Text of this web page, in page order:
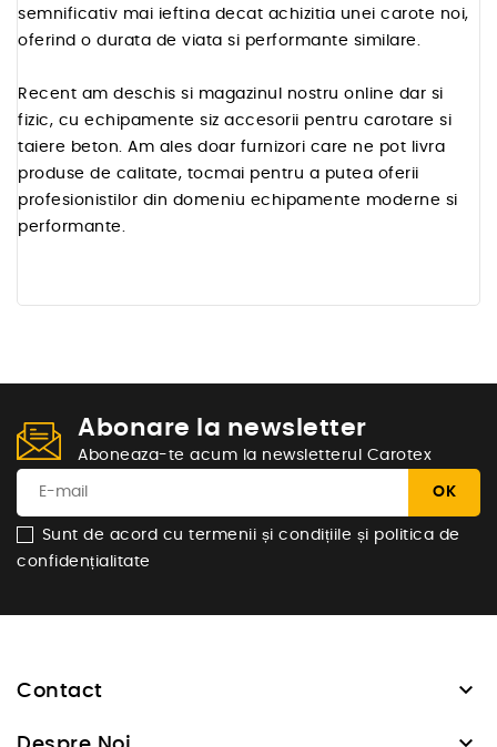
semnificativ mai ieftina decat achizitia unei carote noi,
oferind o durata de viata si performante similare.
Recent am deschis si magazinul nostru online dar si
fizic, cu echipamente siz accesorii pentru carotare si
taiere beton. Am ales doar furnizori care ne pot livra
produse de calitate, tocmai pentru a putea oferii
profesionistilor din domeniu echipamente moderne si
performante.
Abonare la newsletter
Aboneaza-te acum la newsletterul Carotex
Sunt de acord cu termenii și condițiile și politica de
confidențialitate
Contact 